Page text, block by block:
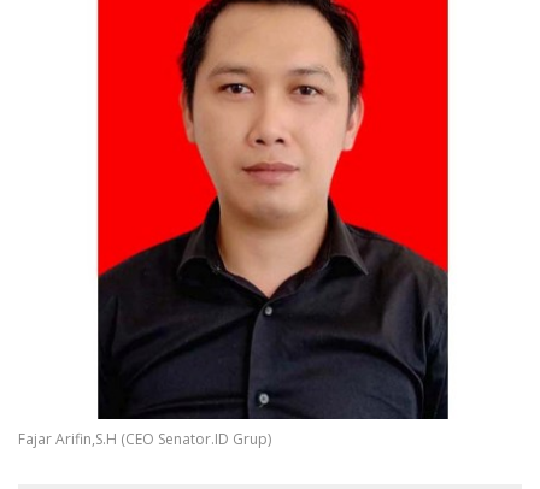
Fajar Arifin,S.H (CEO Senator.ID Grup)